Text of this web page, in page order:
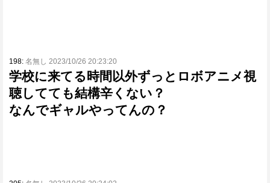
198: 名無し 2023/10/26 20:23:20
学校に来てる時間以外ずっとロボアニメ視
聴してても結構辛くない？
なんでギャルやってんの？